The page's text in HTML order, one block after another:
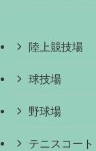
陸上競技場
球技場
野球場
テニスコート